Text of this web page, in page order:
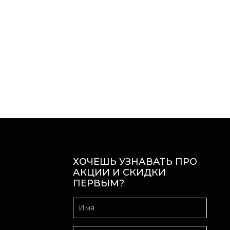
ХОЧЕШЬ УЗНАВАТЬ ПРО
АКЦИИ И СКИДКИ
ПЕРВЫМ?